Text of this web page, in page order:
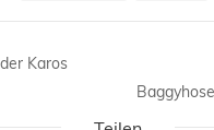
Karos